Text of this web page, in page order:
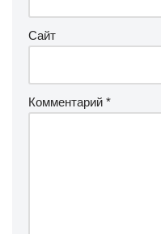
Сайт
Комментарий *